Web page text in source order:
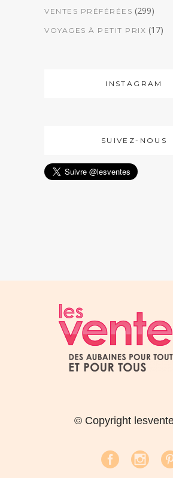
VENTES PRÉFÉRÉES (299)
VOYAGES À PETIT PRIX (17)
INSTAGRAM
SUIVEZ-NOUS
© Copyright